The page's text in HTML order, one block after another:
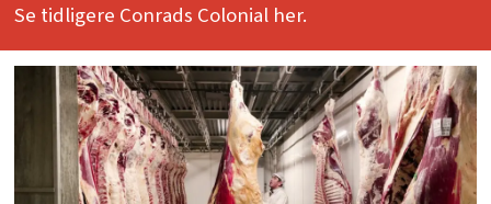
Se tidligere Conrads Colonial her.